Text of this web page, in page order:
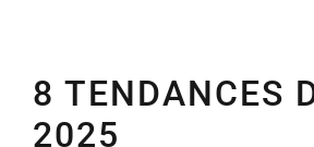
8 TENDANCES
2025